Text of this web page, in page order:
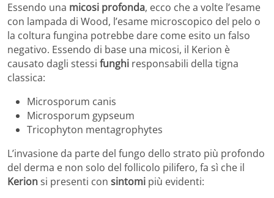
Essendo una micosi profonda, ecco che a volte l’esame
con lampada di Wood, l’esame microscopico del pelo o
la coltura fungina potrebbe dare come esito un falso
negativo. Essendo di base una micosi, il Kerion è
causato dagli stessi funghi responsabili della tigna
classica:
Microsporum canis
Microsporum gypseum
Tricophyton mentagrophytes
L’invasione da parte del fungo dello strato più profondo
del derma e non solo del follicolo pilifero, fa sì che il
Kerionsi presenti con sintomi più evidenti: